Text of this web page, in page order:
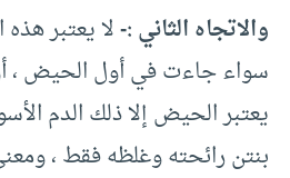
والاتجاه الثاني :-لا يعتبر
سواء جاءت في أول الحيض ،
يعتبر الحيض إلا ذلك الدم
بنتن رائحته وغلظه فقط ،